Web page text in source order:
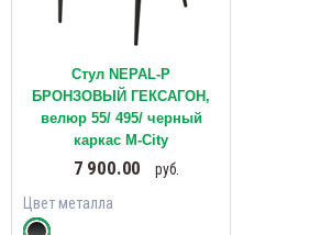
Стул NEPAL-P
БРОНЗОВЫЙ ГЕКСАГОН,
велюр 55/ 495/ черный
каркас М-City
7 900.00
руб.
Цвет металла